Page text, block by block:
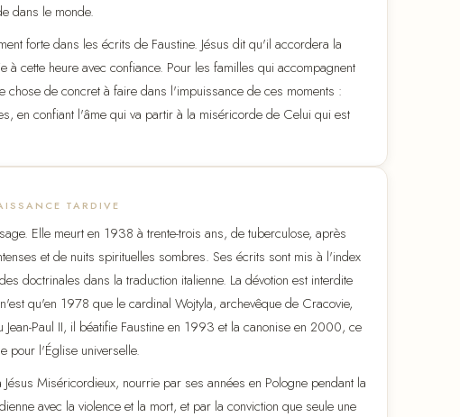
dans le monde.
forte dans les écrits de Faustine. Jésus dit qu'il accordera la
cette heure avec confiance. Pour les familles qui accompagnent
chose de concret à faire dans l'impuissance de ces moments :
en confiant l'âme qui va partir à la miséricorde de Celui qui est
TARDIVE
Elle meurt en 1938 à trente-trois ans, de tuberculose, après
et de nuits spirituelles sombres. Ses écrits sont mis à l'index
doctrinales dans la traduction italienne. La dévotion est interdite
qu'en 1978 que le cardinal Wojtyla, archevêque de Cracovie,
Paul II, il béatifie Faustine en 1993 et la canonise en 2000, ce
pour l'Église universelle.
Jésus Miséricordieux, nourrie par ses années en Pologne pendant la
avec la violence et la mort, et par la conviction que seule une